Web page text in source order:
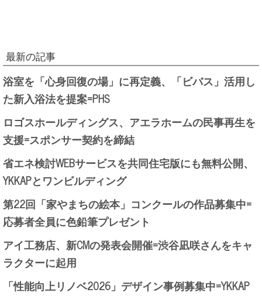
最新の記事
浴室を「心身回復の場」に再定義、「ビバス」活用し
た新入浴法を提案=PHS
ロゴスホールディングス、アエラホームの民事再生を
支援=スポンサー契約を締結
省エネ検討WEBサービスを共同住宅版にも無料公開、
YKKAPとワンビルディング
第22回「家やまちの絵本」コンクールの作品募集中=
応募者全員に色鉛筆プレゼント
アイ工務店、新CMの発表会開催=渋谷凪咲さんをキャ
ラクターに起用
「性能向上リノベ2026」デザイン事例募集中=YKKAP